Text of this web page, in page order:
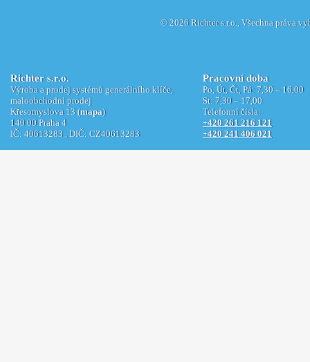
© 2026 Richter s.r.o., Všechna práva
Richter s.r.o.
Výroba a prodej systémů generálního klíče,
maloobchodní prodej
Křesomyslova 13 (mapa)
140 00 Praha 4
IČ: 40613283 , DIČ: CZ40613283
Pracovní doba
Po, Út, Čt, Pá: 7,30 – 16,00
St: 7,30 – 17,00
Telefonní čísla:
+420 261 216 121
+420 241 406 021